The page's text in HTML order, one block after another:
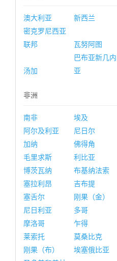
澳大利亚 新西兰
密克罗尼西亚
联邦
瓦努阿图
汤加
巴布亚新几内
亚
非洲
南非 埃及
阿尔及利亚
尼日尔
加纳
佛得角
毛里求斯
利比亚
博茨瓦纳
布基纳法索
塞拉利昂
吉布提
塞舌尔
刚果（金）
尼日利亚
多哥
摩洛哥
乍得
莱索托
莫桑比克
刚果（布）
埃塞俄比亚